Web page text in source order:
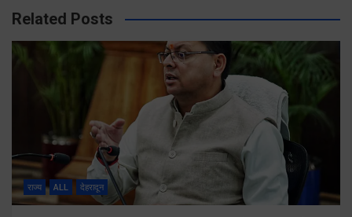
Related Posts
राज्य ALL देहरादून